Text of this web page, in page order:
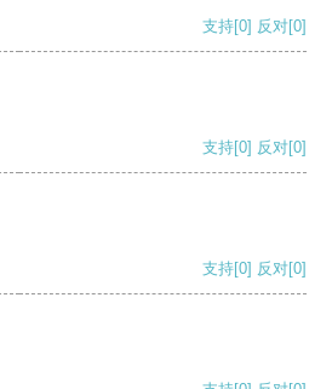
支持[0] 反对[0]
支持[0] 反对[0]
支持[0] 反对[0]